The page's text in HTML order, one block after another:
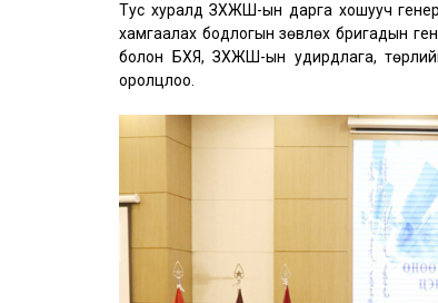
Тус хуралд ЗХЖШ-ын дарга хошууч
хамгаалах бодлогын зөвлөх бригадын
болон БХЯ, ЗХЖШ-ын удирдлага,
оролцлоо.